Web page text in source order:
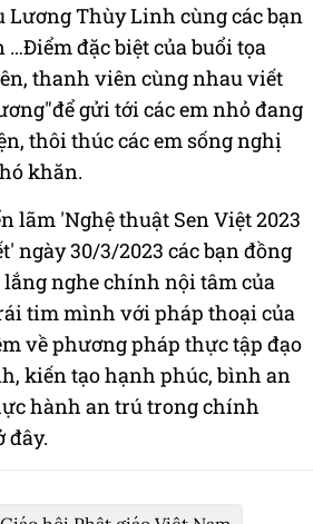
Lương Thùy Linh cùng các bạn
đặc biệt của buổi tọa
thanh viên cùng nhau viết
gửi tới các em nhỏ đang
thôi thúc các em sống nghị
khăn.
lãm 'Nghệ thuật Sen Việt 2023
ngày 30/3/2023 các bạn đồng
nghe chính nội tâm của
tim mình với pháp thoại của
về phương pháp thực tập đạo
kiến tạo hạnh phúc, bình an
hành an trú trong chính
đây.